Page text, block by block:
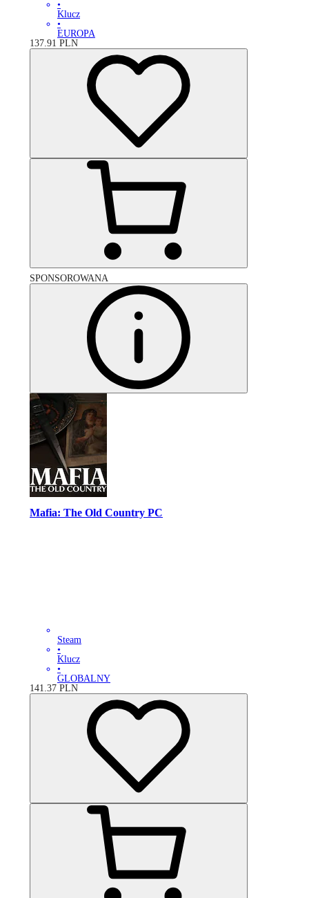
•
Klucz
•
EUROPA
137.91 PLN
SPONSOROWANA
Mafia: The Old Country PC
Steam
•
Klucz
•
GLOBALNY
141.37 PLN